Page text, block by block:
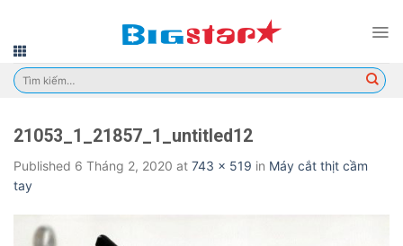
content
Tìm
kiếm:
21053_1_21857_1_untitled12
Published 6 Tháng 2, 2020 at 743 × 519 in Máy cắt thịt cầm
tay